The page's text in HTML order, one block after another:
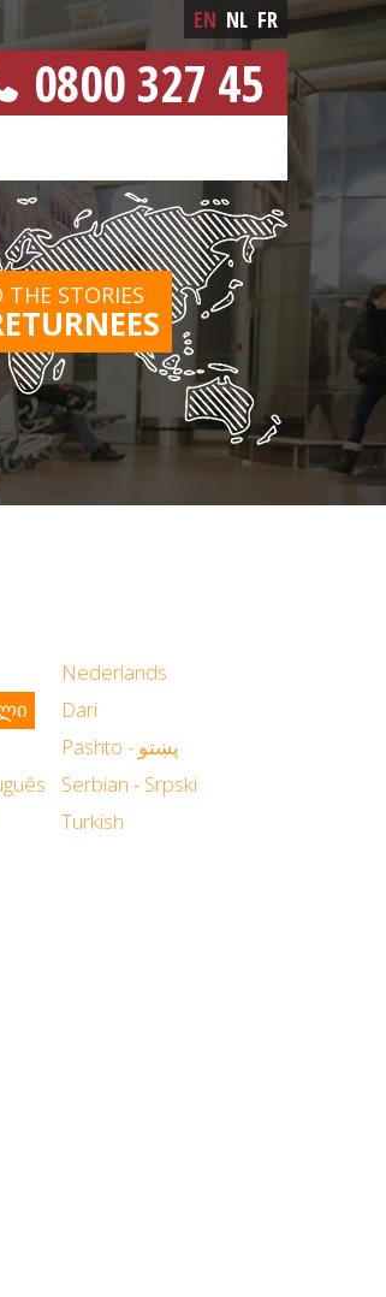
0800 327 45
EN NL FR
THE STORIES
Nederlands
Dari
Pashto - پښتو
Serbian - Srpski
Turkish